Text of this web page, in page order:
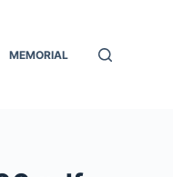
MEMORIAL